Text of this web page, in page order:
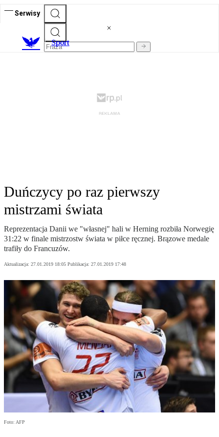
Serwisy
Sport
Duńczycy po raz pierwszy
mistrzami świata
Reprezentacja Danii we "własnej" hali w Herning rozbiła Norwegię
31:22 w finale mistrzostw świata w piłce ręcznej. Brązowe medale
trafiły do Francuzów.
Aktualizacja: 27.01.2019 18:05 Publikacja: 27.01.2019 17:48
Foto: AFP